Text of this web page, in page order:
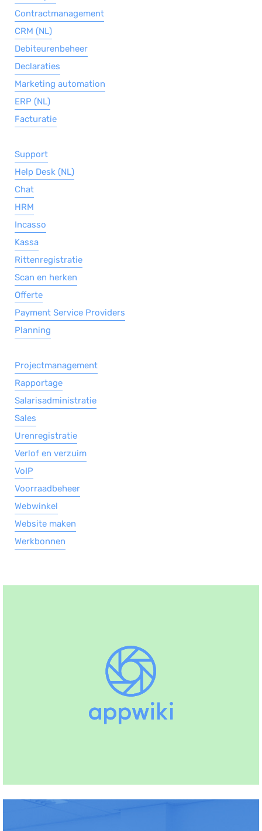
Contractmanagement
CRM (NL)
Debiteurenbeheer
Declaraties
Marketing automation
ERP (NL)
Facturatie
Support
Help Desk (NL)
Chat
HRM
Incasso
Kassa
Rittenregistratie
Scan en herken
Offerte
Payment Service Providers
Planning
Projectmanagement
Rapportage
Salarisadministratie
Sales
Urenregistratie
Verlof en verzuim
VoIP
Voorraadbeheer
Webwinkel
Website maken
Werkbonnen